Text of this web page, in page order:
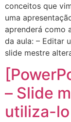
conceitos que
uma
aprenderá como
da aula: – Editar
slide mestre
– Slide
utiliza-lo